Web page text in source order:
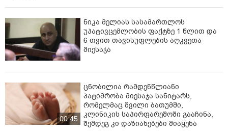
ნიკა მელიას სასამართლოს
უპატივცემლობის ფაქტზე 1 წლით და
6 თვით თავისუფლების აღკვეთა
მიესაჯა
00:45
ცნობილია რამდენწლიანი
პატიმრობა მიესაჯა სანიტარს,
რომელმაც შვილი ბათუმში,
კლინიკის საპირფარეშოში გააჩინა,
შემდეგ კი დაზიანებები მიაყენა